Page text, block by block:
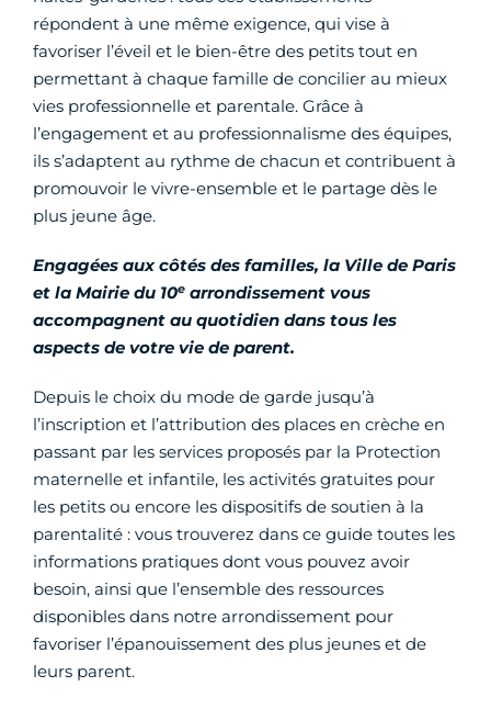
répondent à une même exigence, qui vise à
favoriser l’éveil et le bien-être des petits tout en
permettant à chaque famille de concilier au mieux
vies professionnelle et parentale. Grâce à
l’engagement et au professionnalisme des équipes,
ils s’adaptent au rythme de chacun et contribuent à
promouvoir le vivre-ensemble et le partage dès le
plus jeune âge.
Engagées aux côtés des familles, la Ville de Paris
et la Mairie du 10e arrondissement vous
accompagnent au quotidien dans tous les
aspects de votre vie de parent.
Depuis le choix du mode de garde jusqu’à
l’inscription et l’attribution des places en crèche en
passant par les services proposés par la Protection
maternelle et infantile, les activités gratuites pour
les petits ou encore les dispositifs de soutien à la
parentalité : vous trouverez dans ce guide toutes les
informations pratiques dont vous pouvez avoir
besoin, ainsi que l’ensemble des ressources
disponibles dans notre arrondissement pour
favoriser l’épanouissement des plus jeunes et de
leurs parent.